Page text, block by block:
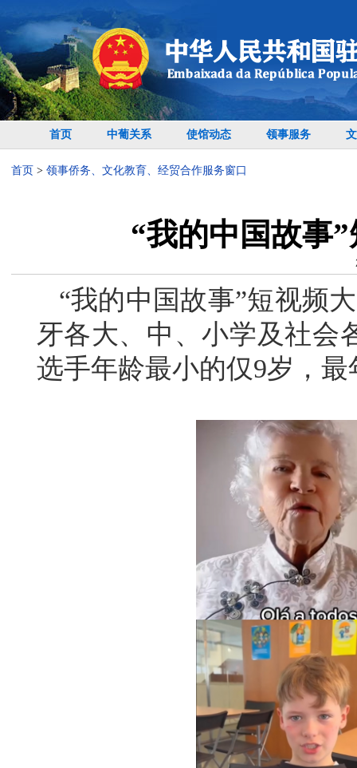
首页 中葡关系 使馆动态 领事服务
首页 > 领事侨务、文化教育、经贸合作服务窗口
“我的中国故事
“我的中国故事”短视频
牙各大、中、小学及社会
选手年龄最小的仅9岁，